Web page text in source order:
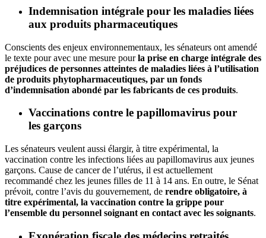
Indemnisation intégrale pour les maladies liées
aux produits pharmaceutiques
Conscients des enjeux environnementaux, les sénateurs ont amendé
le texte pour avec une mesure pourla prise en charge intégrale des
préjudices de personnes atteintes de maladies liées à l’utilisation
de produits phytopharmaceutiques, par un fonds
d’indemnisation abondé par les fabricants de ces produits.
Vaccinations contre le papillomavirus pour
les garçons
Les sénateurs veulent aussi élargir, à titre expérimental, la
vaccination contre les infections liées au papillomavirus aux jeunes
garçons. Cause de cancer de l’utérus, il est actuellement
recommandé chez les jeunes filles de 11 à 14 ans. En outre, le Sénat
prévoit, contre l’avis du gouvernement, de rendre obligatoire, à
titre expérimental, la vaccination contre la grippe pour
l’ensemble du personnel soignant en contact avec les soignants.